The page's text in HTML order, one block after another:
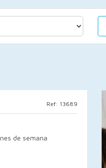
Ref: 13689
de semana